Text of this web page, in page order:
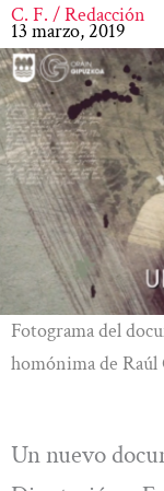
C. F. / Redacción
13 marzo, 2019
Fotograma del
homónima de
Un nuevo